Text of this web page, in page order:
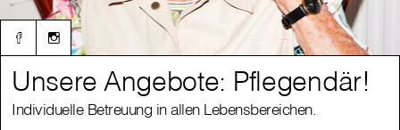
Unsere Angebote: Pflegendär!
Individuelle Betreuung in allen Lebensbereichen.
Unsere Angebote: Pflegendär!
Individuelle Betreuung in allen Lebensbereichen.